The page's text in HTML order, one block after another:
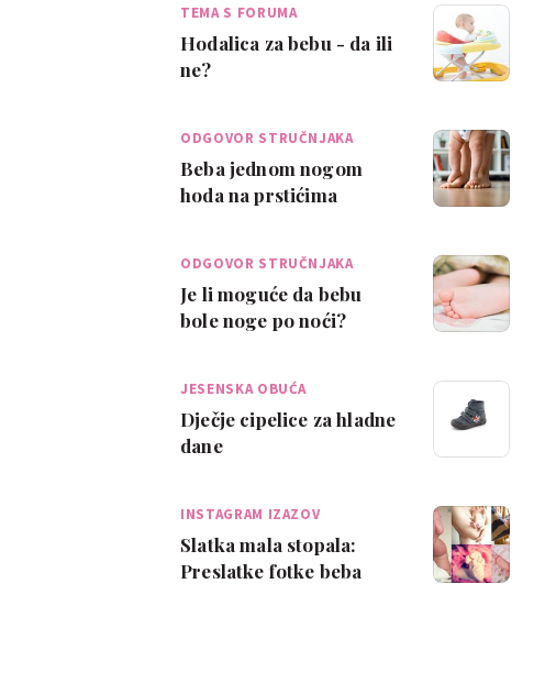
TEMA S FORUMA
Hodalica za bebu - da ili
ne?
ODGOVOR STRUČNJAKA
Beba jednom nogom
hoda na prstićima
ODGOVOR STRUČNJAKA
Je li moguće da bebu
bole noge po noći?
JESENSKA OBUĆA
Dječje cipelice za hladne
dane
INSTAGRAM IZAZOV
Slatka mala stopala:
Preslatke fotke beba